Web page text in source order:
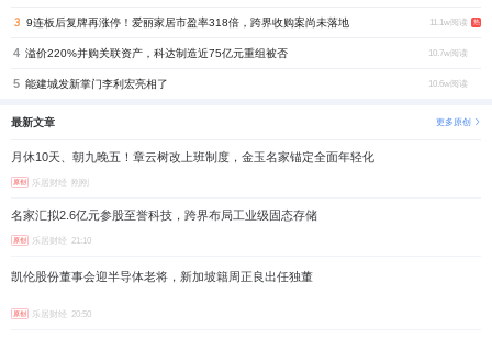
9连板后复牌再涨停！爱丽家居市盈率318倍，跨界收购案尚未落地 11.1w阅读 热
4 溢价220%并购关联资产，科达制造近75亿元重组被否 10.7w阅读
5 能建城发新掌门李利宏亮相了 10.6w阅读
最新文章 更多原创
月休10天、朝九晚五！章云树改上班制度，金玉名家锚定全面年轻化
原创 乐居财经 刚刚
名家汇拟2.6亿元参股至誉科技，跨界布局工业级固态存储
原创 乐居财经 21:10
凯伦股份董事会迎半导体老将，新加坡籍周正良出任独董
原创 乐居财经 20:50